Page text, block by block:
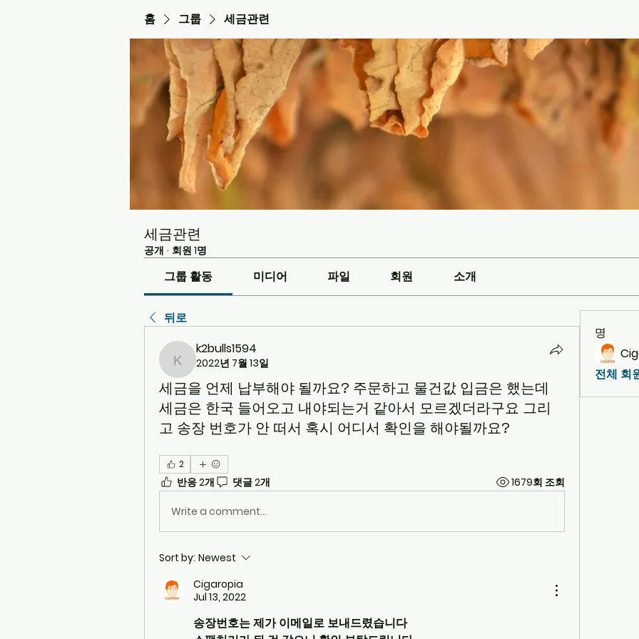
홈 그룹 세금관련
세금관련
공개 · 회원 1명
그룹 활동 미디어 파일 회원 소개
뒤로
k2bulls1594
k2bulls1594
2022년 7월 13일
세금을 언제 납부해야 될까요? 주문하고 물건값 입금은 했는데
세금은 한국 들어오고 내야되는거 같아서 모르겠더라구요 그리
고 송장 번호가 안 떠서 혹시 어디서 확인을 해야될까요?
2
반응 2개 댓글 2개 1679회 조회
Write a comment...
Sort by: Newest
Cigaropia
Jul 13, 2022
송장번호는 제가 이메일로 보내드렸습니다
명
전체 회